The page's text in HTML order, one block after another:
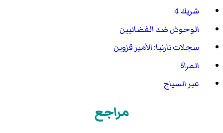
شريك 4
الوحوش ضد الفضائيين
سجلات نارنيا: الأمير قزوين
المرأة
عبر السياج
مراجع